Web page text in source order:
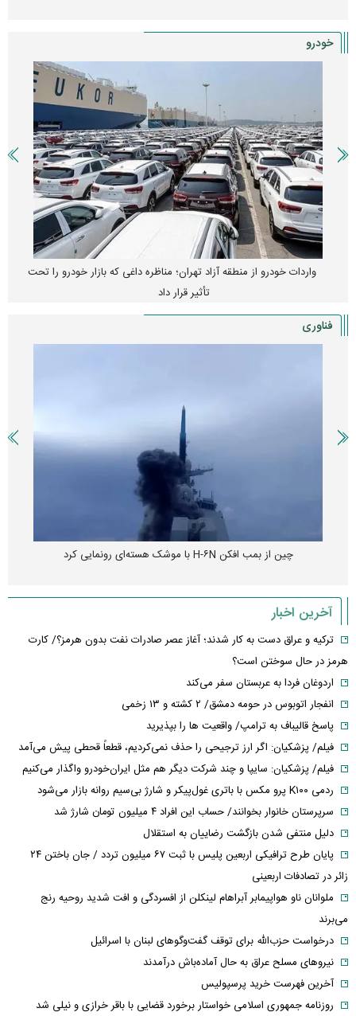
خودرو
واردات خودرو از منطقه آزاد تهران؛ مناظره داغی که بازار خودرو را تحت
تأثیر قرار داد
فناوری
چین از بمب افکن H-۶N با موشک هسته‌ای رونمایی کرد
آخرین اخبار
ترکیه و عراق دست به کار شدند؛ آغاز عصر صادرات نفت بدون هرمز؟/ کارت
هرمز در حال سوختن است؟
اردوغان فردا به عربستان سفر می‌کند
انفجار اتوبوس در حومه دمشق/ ۲ کشته و ۱۳ زخمی
پاسخ قالیباف به ترامپ/ واقعیت ها را بپذیرید
فیلم/ پزشکیان: اگر ارز ترجیحی را حذف نمی‌کردیم، قطعاً قحطی پیش می‌آمد
فیلم/ پزشکیان: سایپا و چند شرکت دیگر هم مثل ایران‌خودرو واگذار می‌کنیم
ردمی K۱۰۰ پرو مکس با باتری غول‌پیکر و شارژ بی‌سیم روانه بازار می‌شود
سرپرستان خانوار بخوانند/ حساب این افراد ۴ میلیون تومان شارژ شد
دلیل منتفی شدن بازگشت رضاییان به استقلال
پایان طرح ترافیکی اربعین پلیس با ثبت ۶۷ میلیون تردد / جان باختن ۲۴
زائر در تصادفات اربعینی
ملوانان ناو هواپیمابر آبراهام لینکلن از افسردگی و افت شدید روحیه رنج
می‌برند
درخواست حزب‌الله برای توقف گفت‌وگوهای لبنان با اسرائیل
نیروهای مسلح عراق به حال آماده‌باش درآمدند
آخرین فهرست خرید پرسپولیس
روزنامه جمهوری اسلامی خواستار برخورد قضایی با باقر خرازی و نیلی شد